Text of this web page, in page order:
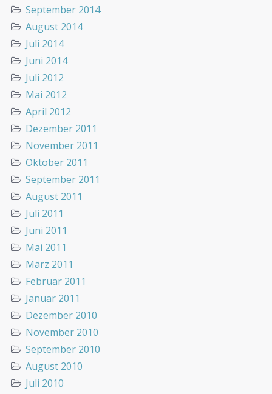
September 2014
August 2014
Juli 2014
Juni 2014
Juli 2012
Mai 2012
April 2012
Dezember 2011
November 2011
Oktober 2011
September 2011
August 2011
Juli 2011
Juni 2011
Mai 2011
März 2011
Februar 2011
Januar 2011
Dezember 2010
November 2010
September 2010
August 2010
Juli 2010